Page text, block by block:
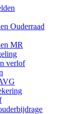
Ouderraad
MR
verlof